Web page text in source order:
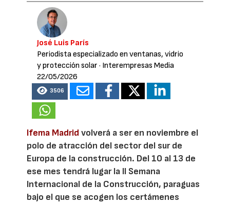
José Luis París
Periodista especializado en ventanas, vidrio
y protección solar · Interempresas Media
22/05/2026
3506
Ifema Madridvolverá a ser en noviembre el
polo de atracción del sector del sur de
Europa de la construcción. Del 10 al 13 de
ese mes tendrá lugar la II Semana
Internacional de la Construcción, paraguas
bajo el que se acogen los certámenes